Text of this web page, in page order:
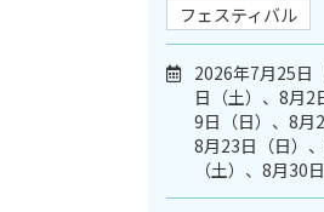
フェスティバル
2026年7月25日
日（土）、8月2
9日（日）、8月
8月23日（日）
（土）、8月30